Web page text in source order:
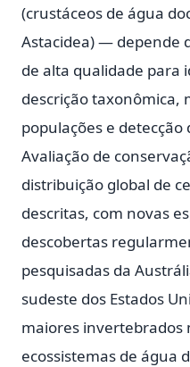
(crustáceos de água
Astacidea) — depende
de alta qualidade para
descrição taxonômica,
populações e detecção
Avaliação de
distribuição global de
descritas, com novas
descobertas
pesquisadas da
sudeste dos Estados
maiores invertebrados
ecossistemas de água